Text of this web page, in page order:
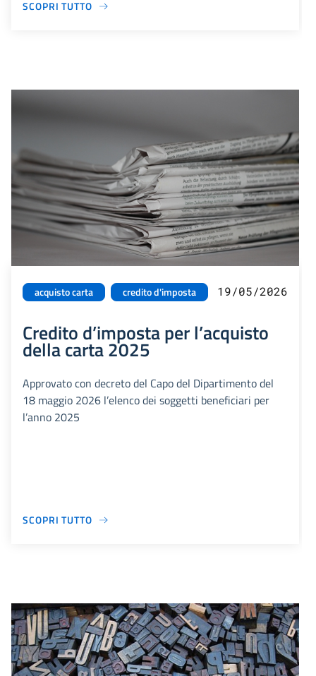
SCOPRI TUTTO
acquisto carta credito d'imposta 19/05/2026
Credito d’imposta per l’acquisto
della carta 2025
Approvato con decreto del Capo del Dipartimento del
18 maggio 2026 l’elenco dei soggetti beneficiari per
l’anno 2025
SCOPRI TUTTO